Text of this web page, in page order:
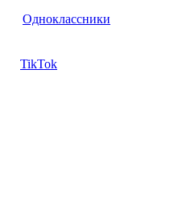
Одноклассники
TikTok